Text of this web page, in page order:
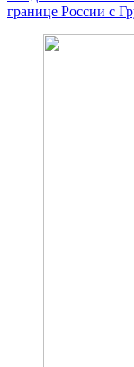
границе России с